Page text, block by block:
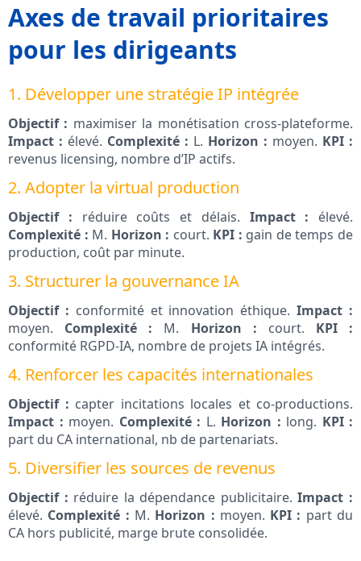
Axes de travail prioritaires
pour les dirigeants
1. Développer une stratégie IP intégrée
Objectif : maximiser la monétisation cross‑plateforme.
Impact : élevé. Complexité : L. Horizon : moyen. KPI :
revenus licensing, nombre d’IP actifs.
2. Adopter la virtual production
Objectif : réduire coûts et délais. Impact : élevé.
Complexité : M. Horizon : court. KPI : gain de temps de
production, coût par minute.
3. Structurer la gouvernance IA
Objectif : conformité et innovation éthique.Impact :
moyen. Complexité : M. Horizon : court. KPI :
conformité RGPD‑IA, nombre de projets IA intégrés.
4. Renforcer les capacités internationales
Objectif : capter incitations locales et co‑productions.
Impact : moyen. Complexité : L. Horizon : long. KPI :
part du CA international, nb de partenariats.
5. Diversifier les sources de revenus
Objectif : réduire la dépendance publicitaire.Impact :
élevé. Complexité : M. Horizon : moyen. KPI : part du
CA hors publicité, marge brute consolidée.